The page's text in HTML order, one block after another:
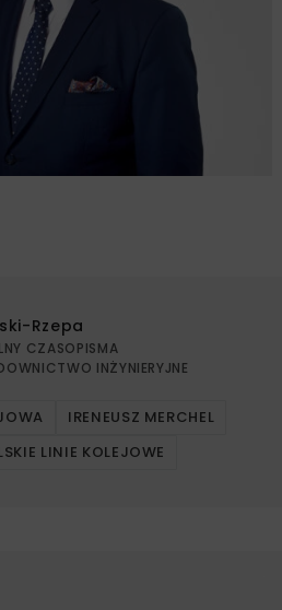
Rzepa
CZASOPISMA
INŻYNIERYJNE
IRENEUSZ MERCHEL
LINIE KOLEJOWE